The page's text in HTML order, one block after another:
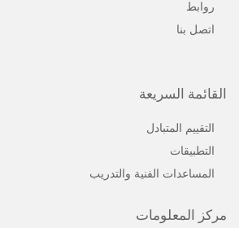
روابط
اتصل بنا
القائمة السريعة
التقييم المتبادل
التطبيقات
المساعدات الفنية والتدريب
مركز المعلومات